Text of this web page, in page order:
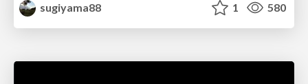
sugiyama88
1 580